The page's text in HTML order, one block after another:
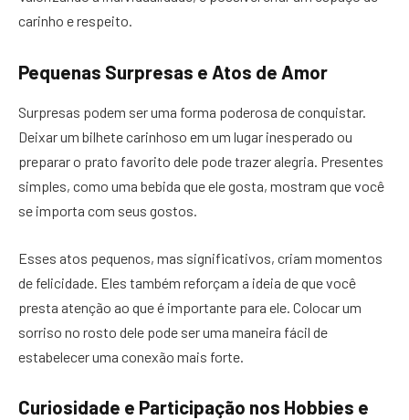
carinho e respeito.
Pequenas Surpresas e Atos de Amor
Surpresas podem ser uma forma poderosa de conquistar.
Deixar um bilhete carinhoso em um lugar inesperado ou
preparar o prato favorito dele pode trazer alegria. Presentes
simples, como uma bebida que ele gosta, mostram que você
se importa com seus gostos.
Esses atos pequenos, mas significativos, criam momentos
de felicidade. Eles também reforçam a ideia de que você
presta atenção ao que é importante para ele. Colocar um
sorriso no rosto dele pode ser uma maneira fácil de
estabelecer uma conexão mais forte.
Curiosidade e Participação nos Hobbies e